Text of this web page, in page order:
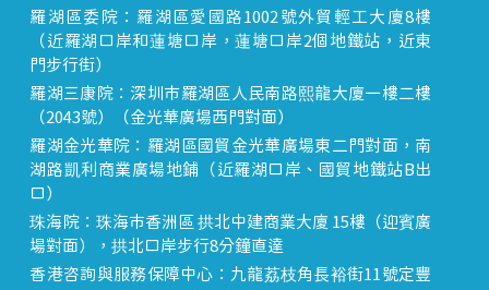
羅湖區委院：羅湖區愛國路1002號外貿輕工大廈8樓
（近羅湖口岸和蓮塘口岸，蓮塘口岸2個地鐵站，近東
門步行街）
羅湖三康院：深圳市羅湖區人民南路熙龍大廈一樓二樓
（2043號）（金光華廣場西門對面）
羅湖金光華院：羅湖區國貿金光華廣場東二門對面，南
湖路凱利商業廣場地鋪（近羅湖口岸、國貿地鐵站B出
口）
珠海院：珠海市香洲區 拱北中建商業大廈 15樓（迎賓廣
場對面），拱北口岸步行8分鐘直達
香港咨詢與服務保障中心：九龍荔枝角長裕街11號定豐